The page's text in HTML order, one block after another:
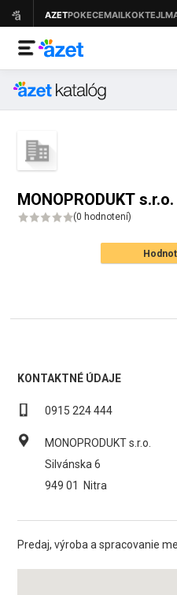
MONOPRODUKT s.r.o.
(0 hodnotení)
KONTAKTNÉ ÚDAJE
0915 224 444
MONOPRODUKT s.r.o.
Silvánska 6
949 01
Nitra
Predaj, výroba a spracovanie